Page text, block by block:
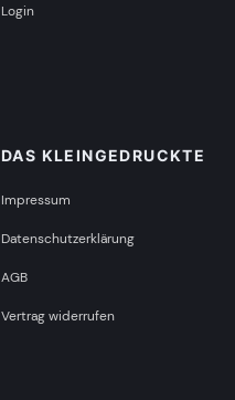
Login
DAS KLEINGEDRUCKTE
Impressum
Datenschutzerklärung
AGB
Vertrag widerrufen